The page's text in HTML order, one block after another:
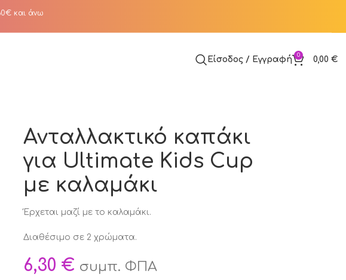
και άνω
Είσοδος / Εγγραφή 0 0,00 €
Ανταλλακτικό καπάκι
για Ultimate Kids Cup
με καλαμάκι
Έρχεται μαζί με το καλαμάκι.
Διαθέσιμο σε 2 χρώματα.
6,30 € συμπ. ΦΠΑ